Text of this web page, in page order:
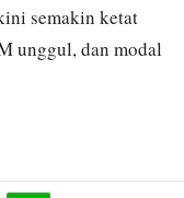
semakin ketat
unggul, dan modal